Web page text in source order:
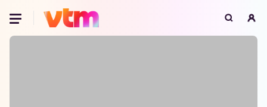
Oeps, browser niet ondersteund